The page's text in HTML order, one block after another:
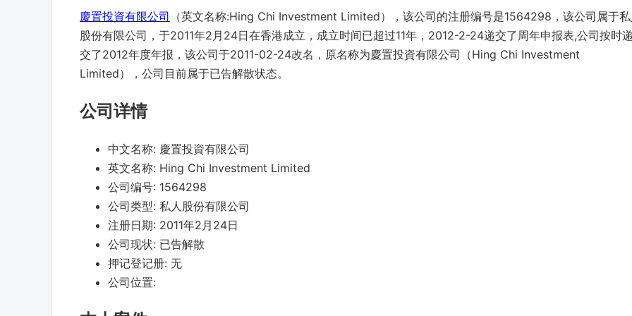
慶置投資有限公司 （英文名称:Hing Chi Investment Limited），该公司的注册编号是1564298，该公司属于
股份有限公司，于2011年2月24日在香港成立，成立时间已超过11年，2012-2-24递交了周年申报表,公司按时
交了2012年度年报，该公司于2011-02-24改名，原名称为慶置投資有限公司（Hing Chi Investment
Limited），公司目前属于已告解散状态。
公司详情
中文名称: 慶置投資有限公司
英文名称: Hing Chi Investment Limited
公司编号: 1564298
公司类型: 私人股份有限公司
注册日期: 2011年2月24日
公司现状: 已告解散
押记登记册: 无
公司位置: